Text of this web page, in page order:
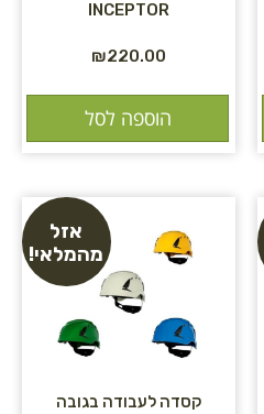
INCEPTOR
₪220.00
הוספה לסל
אזל
מהמלאי!
קסדה לעבודה בגובה